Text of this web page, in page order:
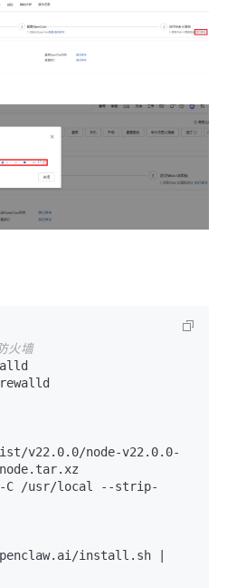
火墙
v22.0.0/node-v22.0.0-
C /usr/local --strip-
install.sh |